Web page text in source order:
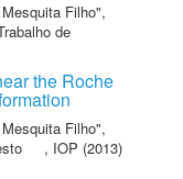
Filho",
de
the Roche
Filho",
, IOP (2013)